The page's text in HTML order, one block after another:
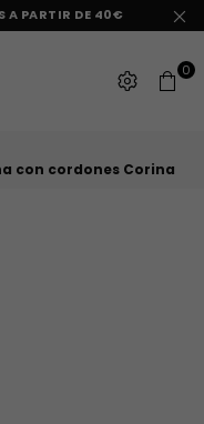
A PARTIR DE 40€
0
con cordones Corina